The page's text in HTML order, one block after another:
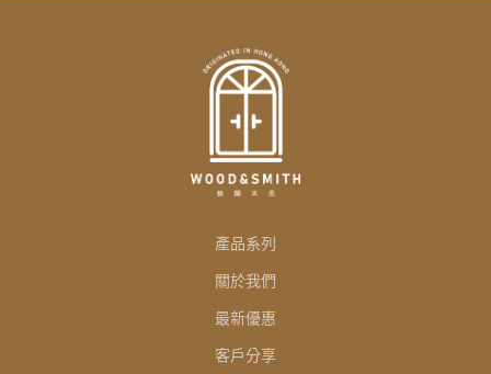
產品系列
關於我們
最新優惠
客戶分享